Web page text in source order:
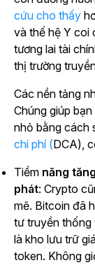
cứu cho thấy
và thế hệ Y coi
tương lai tài
thị trường
Các nền tảng
Chúng giúp
nhỏ bằng cách
chi phí (DCA),
Tiềm năng
phát: Crypto
mẽ. Bitcoin đã
tư truyền thống
là kho lưu trữ
token. Không